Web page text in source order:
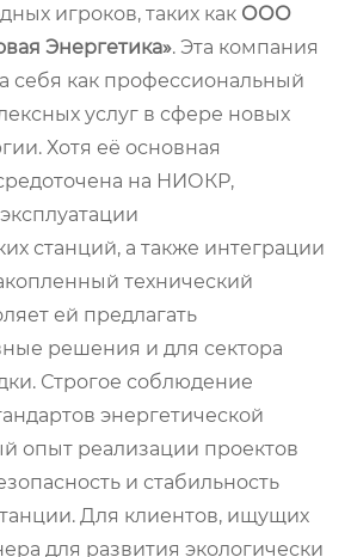
игроков, таких как ООО
Энергетика». Эта компания
себя как профессиональный
услуг в сфере новых
Хотя её основная
на НИОКР,
станций, а также интеграции
технический
ей предлагать
решения и для сектора
Строгое соблюдение
энергетической
опыт реализации проектов
и стабильность
Для клиентов, ищущих
для развития экологически